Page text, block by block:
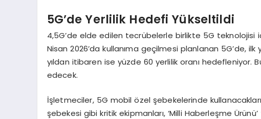
5G’de Yerlilik Hedefi Yükseltildi
4,5G’de elde edilen tecrübelerle birlikte 5G teknolojisi
Nisan 2026’da kullanıma geçilmesi planlanan 5G’de,
yıldan itibaren ise yüzde 60 yerlilik oranı hedefleniyor.
edecek.
İşletmeciler, 5G mobil özel şebekelerinde
şebekesi gibi kritik ekipmanları, ‘Milli Haberleşme